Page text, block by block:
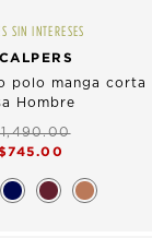
SIN INTERESES
polo manga corta
Hombre